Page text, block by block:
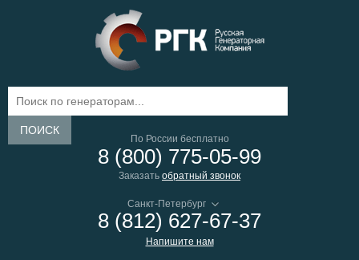
ПОИСК
По России бесплатно
8 (800) 775-05-99
Заказать обратный звонок
8 (812) 627-67-37
Напишите нам